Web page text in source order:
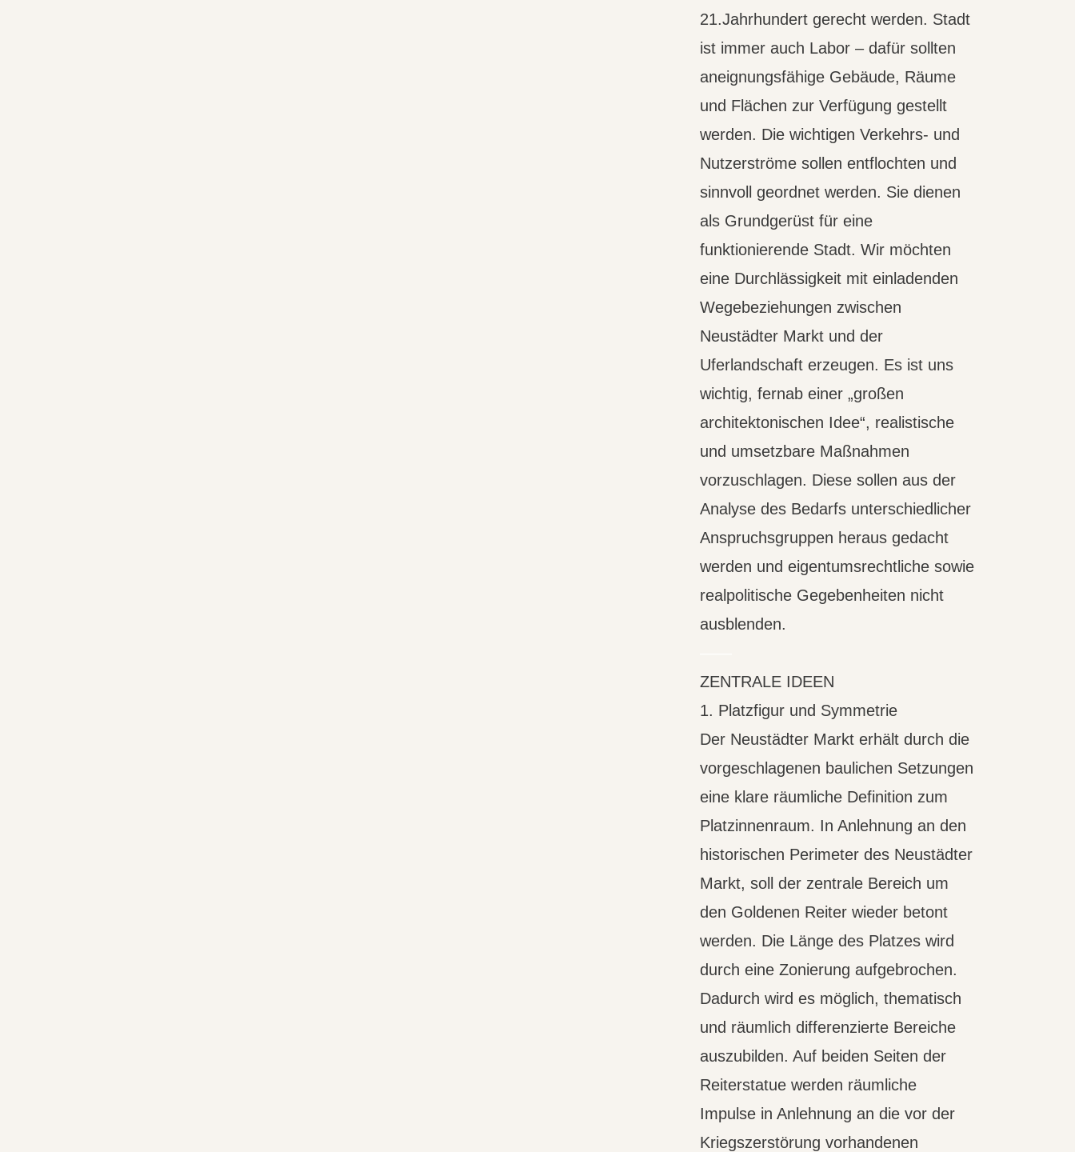
21.Jahrhundert gerecht werden. Stadt
ist immer auch Labor – dafür sollten
aneignungsfähige Gebäude, Räume
und Flächen zur Verfügung gestellt
werden. Die wichtigen Verkehrs- und
Nutzerströme sollen entflochten und
sinnvoll geordnet werden. Sie dienen
als Grundgerüst für eine
funktionierende Stadt. Wir möchten
eine Durchlässigkeit mit einladenden
Wegebeziehungen zwischen
Neustädter Markt und der
Uferlandschaft erzeugen. Es ist uns
wichtig, fernab einer „großen
architektonischen Idee“, realistische
und umsetzbare Maßnahmen
vorzuschlagen. Diese sollen aus der
Analyse des Bedarfs unterschiedlicher
Anspruchsgruppen heraus gedacht
werden und eigentumsrechtliche sowie
realpolitische Gegebenheiten nicht
ausblenden.
ZENTRALE IDEEN
1. Platzfigur und Symmetrie
Der Neustädter Markt erhält durch die
vorgeschlagenen baulichen Setzungen
eine klare räumliche Definition zum
Platzinnenraum. In Anlehnung an den
historischen Perimeter des Neustädter
Markt, soll der zentrale Bereich um
den Goldenen Reiter wieder betont
werden. Die Länge des Platzes wird
durch eine Zonierung aufgebrochen.
Dadurch wird es möglich, thematisch
und räumlich differenzierte Bereiche
auszubilden. Auf beiden Seiten der
Reiterstatue werden räumliche
Impulse in Anlehnung an die vor der
Kriegszerstörung vorhandenen